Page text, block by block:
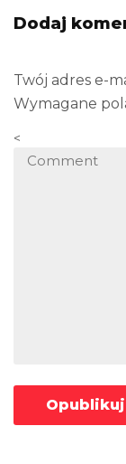
Dodaj
Twój adres e-
Wymagane
<